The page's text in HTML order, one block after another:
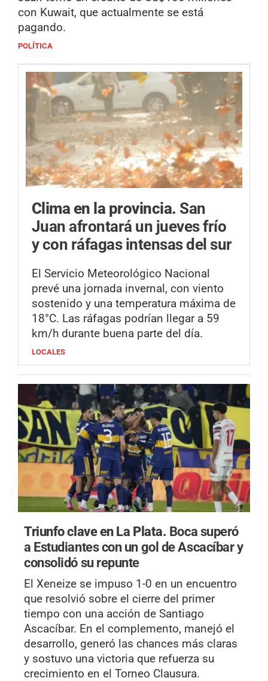
con Kuwait, que actualmente se está
pagando.
POLÍTICA
Clima en la provincia. San
Juan afrontará un jueves frío
y con ráfagas intensas del sur
El Servicio Meteorológico Nacional
prevé una jornada invernal, con viento
sostenido y una temperatura máxima de
18°C. Las ráfagas podrían llegar a 59
km/h durante buena parte del día.
LOCALES
Triunfo clave en La Plata. Boca superó
a Estudiantes con un gol de Ascacíbar y
consolidó su repunte
El Xeneize se impuso 1-0 en un encuentro
que resolvió sobre el cierre del primer
tiempo con una acción de Santiago
Ascacíbar. En el complemento, manejó el
desarrollo, generó las chances más claras
y sostuvo una victoria que refuerza su
crecimiento en el Torneo Clausura.